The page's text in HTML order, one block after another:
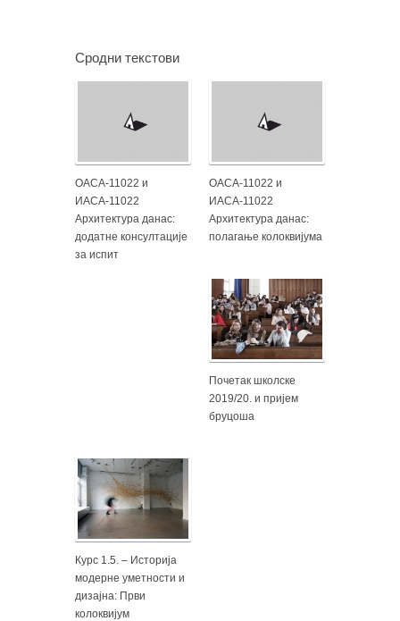
Сродни текстови
ОАСА-11022 и
ИАСА-11022
Архитектура данас:
додатне консултације
за испит
ОАСА-11022 и
ИАСА-11022
Архитектура данас:
полагање колоквијума
Почетак школске
2019/20. и пријем
бруцоша
Курс 1.5. – Историја
модерне уметности и
дизајна: Први
колоквијум